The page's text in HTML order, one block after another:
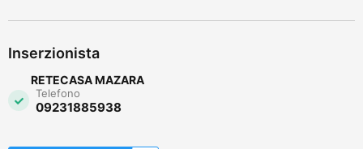
Inserzionista
RETECASA MAZARA
Telefono
09231885938